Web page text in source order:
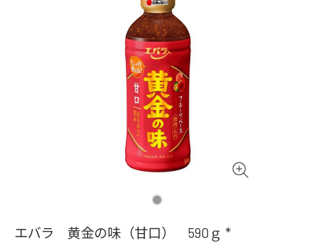
エバラ 黄金の味（甘口） 590ｇ *